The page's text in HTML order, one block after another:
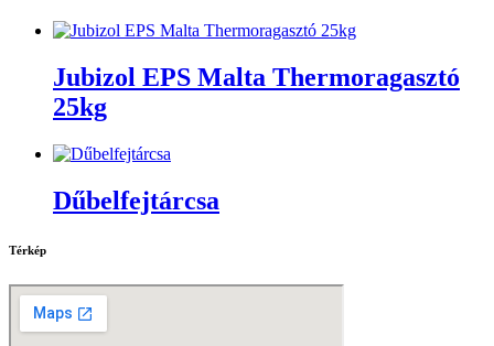
Jubizol EPS Malta Thermoragasztó
25kg
Dűbelfejtárcsa
Térkép